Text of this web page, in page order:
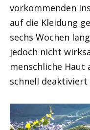
vorkommenden
auf die Kleidung
sechs Wochen
jedoch nicht
menschliche Haut
schnell deaktiviert